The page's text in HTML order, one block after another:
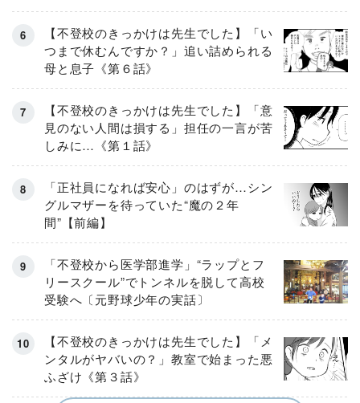
【不登校のきっかけは先生でした】「い
つまで休むんですか？」追い詰められる
母と息子《第６話》
【不登校のきっかけは先生でした】「意
見のない人間は損する」担任の一言が苦
しみに…《第１話》
「正社員になれば安心」のはずが…シン
グルマザーを待っていた“魔の２年
間”【前編】
「不登校から医学部進学」“ラップとフ
リースクール”でトンネルを脱して高校
受験へ〔元野球少年の実話〕
【不登校のきっかけは先生でした】「メ
ンタルがヤバいの？」教室で始まった悪
ふざけ《第３話》